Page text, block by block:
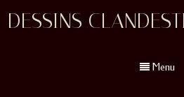
DESSINS
Menu